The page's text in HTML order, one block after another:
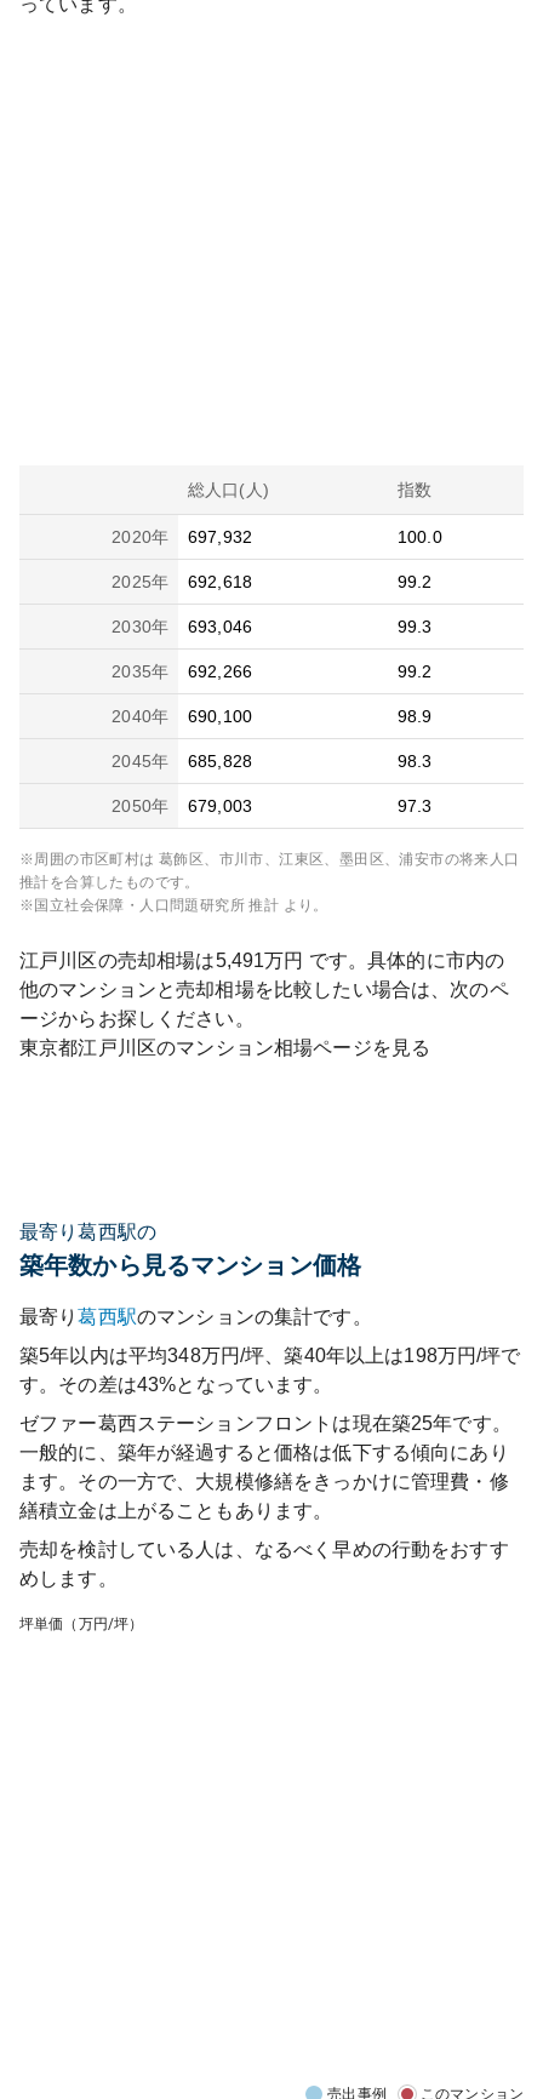
っています。
総人口(人) 指数
2020年 697,932 100.0
2025年 692,618 99.2
2030年 693,046 99.3
2035年 692,266 99.2
2040年 690,100 98.9
2045年 685,828 98.3
2050年 679,003 97.3
※周囲の市区町村は 葛飾区、市川市、江東区、墨田区、浦安市の将来人口
推計を合算したものです。
※国立社会保障・人口問題研究所 推計 より。
江戸川区の売却相場は5,491万円 です。具体的に市内の
他のマンションと売却相場を比較したい場合は、次のペ
ージからお探しください。
東京都江戸川区のマンション相場ページを見る
最寄り葛西駅の
築年数から見るマンション価格
最寄り葛西駅のマンションの集計です。
築5年以内は平均348万円/坪、築40年以上は198万円/坪で
す。その差は43%となっています。
ゼファー葛西ステーションフロント は現在築25年です。
一般的に、築年が経過すると価格は低下する傾向にあり
ます。その一方で、大規模修繕をきっかけに管理費・修
繕積立金は上がることもあります。
売却を検討している人は、なるべく早めの行動をおすす
めします。
坪単価（万円/坪）
売出事例 このマンション